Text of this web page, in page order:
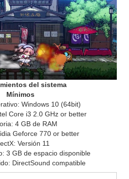
del sistema
Mínimos
Windows 10 (64bit)
Core i3 2.0 GHz or better
4 GB de RAM
Geforce 770 or better
Versión 11
3 GB de espacio disponible
DirectSound compatible